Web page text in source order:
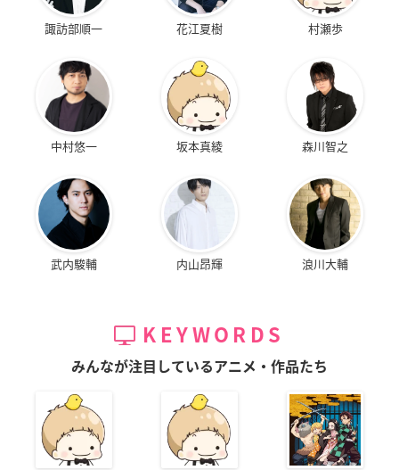
諏訪部順一 花江夏樹 村瀬歩
中村悠一 坂本真綾 森川智之
武内駿輔 内山昂輝 浪川大輔
KEYWORDS
みんなが注目しているアニメ・作品たち